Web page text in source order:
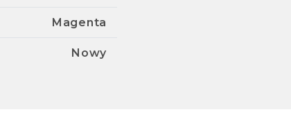
Magenta
Nowy